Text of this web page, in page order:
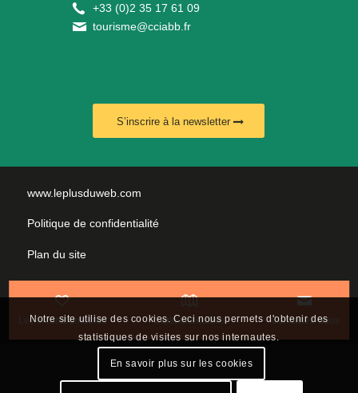
Les incontournables Carte interactive Contactez-nous
+33 (0)2 35 17 61 09
tourisme@cciabb.fr
S’inscrire à la newsletter
www.leplusduweb.com
Politique de confidentialité
Plan du site
Nous contacter
Notre site utilise des cookies. Ceci nous permets d'obtenir des
statistiques de visites sur nos internautes.
En savoir plus sur les cookies